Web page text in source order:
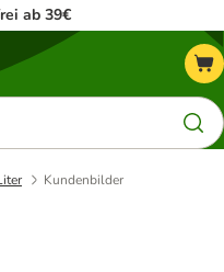
ab 39€
Kundenbilder